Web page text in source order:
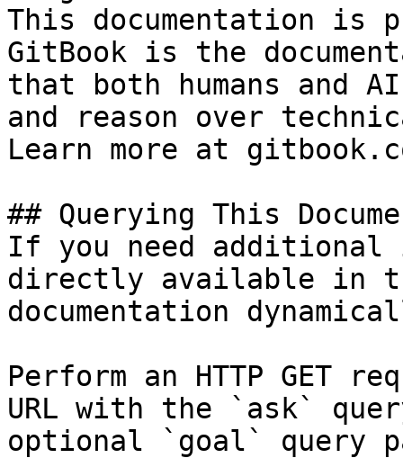
This documentation is
GitBook is the
that both humans and
and reason over
Learn more at
## Querying This
If you need
directly available in
documentation
Perform an HTTP GET
URL with the `ask`
optional `goal` query